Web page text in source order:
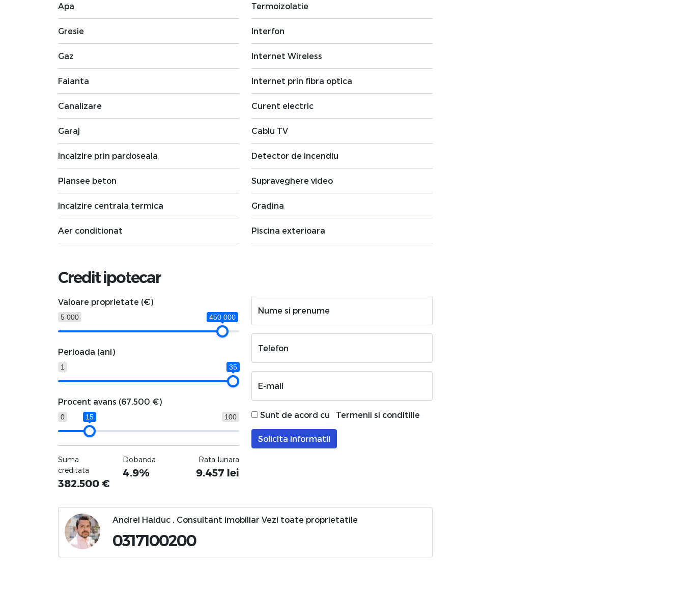
Apa
Gresie
Gaz
Faianta
Canalizare
Garaj
Incalzire prin pardoseala
Plansee beton
Incalzire centrala termica
Aer conditionat
Termoizolatie
Interfon
Internet Wireless
Internet prin fibra optica
Curent electric
Cablu TV
Detector de incendiu
Supraveghere video
Gradina
Piscina exterioara
Credit ipotecar
Valoare proprietate (€)
5 000 450 000
Perioada (ani)
1 35
Procent avans (67.500 €)
0 100
15
Suma
creditata
382.500 €
Dobanda
4.9%
Rata lunara
9.457 lei
Nume si prenume
Telefon
E-mail
Sunt de acord cu Termenii si conditiile
Solicita informatii
Andrei Haiduc , Consultant imobiliar Vezi toate proprietatile
0317100200